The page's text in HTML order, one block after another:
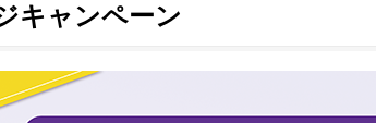
キャンペーン